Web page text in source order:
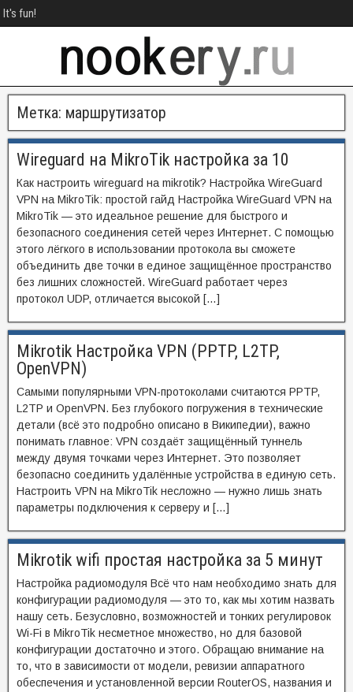
It's fun!
Метка: маршрутизатор
Wireguard на MikroTik настройка за 10
Как настроить wireguard на mikrotik? Настройка WireGuard
VPN на MikroTik: простой гайд Настройка WireGuard VPN на
MikroTik — это идеальное решение для быстрого и
безопасного соединения сетей через Интернет. С помощью
этого лёгкого в использовании протокола вы сможете
объединить две точки в единое защищённое пространство
без лишних сложностей. WireGuard работает через
протокол UDP, отличается высокой […]
Mikrotik Настройка VPN (PPTP, L2TP,
OpenVPN)
Самыми популярными VPN-протоколами считаются PPTP,
L2TP и OpenVPN. Без глубокого погружения в технические
детали (всё это подробно описано в Википедии), важно
понимать главное: VPN создаёт защищённый туннель
между двумя точками через Интернет. Это позволяет
безопасно соединить удалённые устройства в единую сеть.
Настроить VPN на MikroTik несложно — нужно лишь знать
параметры подключения к серверу и […]
Mikrotik wifi простая настройка за 5 минут
Настройка радиомодуля Всё что нам необходимо знать для
конфигурации радиомодуля — это то, как мы хотим назвать
нашу сеть. Безусловно, возможностей и тонких регулировок
Wi-Fi в MikroTik несметное множество, но для базовой
конфигурации достаточно и этого. Обращаю внимание на
то, что в зависимости от модели, ревизии аппаратного
обеспечения и установленной версии RouterOS, названия и